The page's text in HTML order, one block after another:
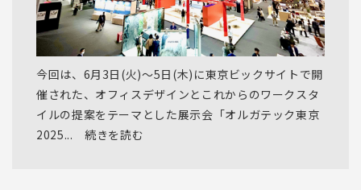
今回は、6月3日(火)〜5日(木)に東京ビックサイトで開
催された、オフィスデザインとこれからのワークスタ
イルの提案をテーマとした展示会「オルガテック東京
2025... 続きを読む